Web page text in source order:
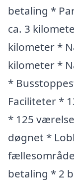
betaling *
ca. 3
kilometer *
kilometer *
*
Faciliteter *
* 125
døgnet *
betaling * 2